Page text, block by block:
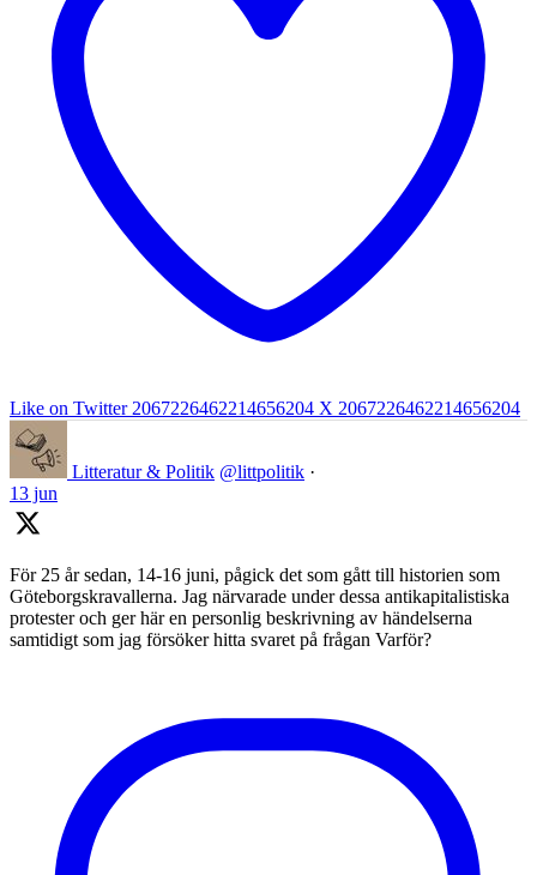
Like on Twitter 2067226462214656204 X 2067226462214656204
Litteratur & Politik @littpolitik ·
13 jun
För 25 år sedan, 14-16 juni, pågick det som gått till historien som
Göteborgskravallerna. Jag närvarade under dessa antikapitalistiska
protester och ger här en personlig beskrivning av händelserna
samtidigt som jag försöker hitta svaret på frågan Varför?